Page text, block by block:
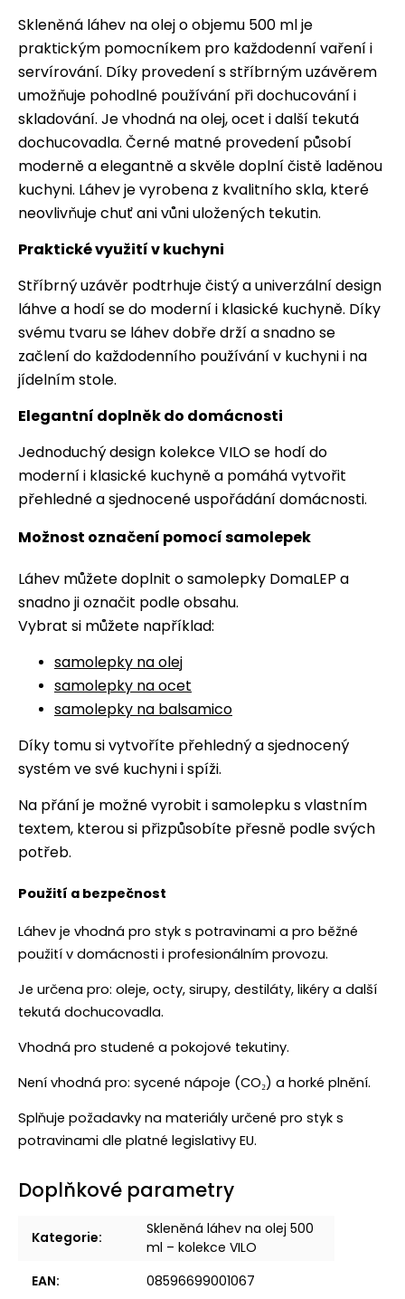
Skleněná láhev na olej o objemu 500 ml je
praktickým pomocníkem pro každodenní vaření i
servírování. Díky provedení s stříbrným uzávěrem
umožňuje pohodlné používání při dochucování i
skladování. Je vhodná na olej, ocet i další tekutá
dochucovadla. Černé matné provedení působí
moderně a elegantně a skvěle doplní čistě laděnou
kuchyni. Láhev je vyrobena z kvalitního skla, které
neovlivňuje chuť ani vůni uložených tekutin.
Praktické využití v kuchyni
Stříbrný uzávěr podtrhuje čistý a univerzální design
láhve a hodí se do moderní i klasické kuchyně. Díky
svému tvaru se láhev dobře drží a snadno se
začlení do každodenního používání v kuchyni i na
jídelním stole.
Elegantní doplněk do domácnosti
Jednoduchý design kolekce VILO se hodí do
moderní i klasické kuchyně a pomáhá vytvořit
přehledné a sjednocené uspořádání domácnosti.
Možnost označení pomocí samolepek
Láhev můžete doplnit o samolepky DomaLEP a
snadno ji označit podle obsahu.
Vybrat si můžete například:
samolepky na olej
samolepky na ocet
samolepky na balsamico
Díky tomu si vytvoříte přehledný a sjednocený
systém ve své kuchyni i spíži.
Na přání je možné vyrobit i samolepku s vlastním
textem, kterou si přizpůsobíte přesně podle svých
potřeb.
Použití a bezpečnost
Láhev je vhodná pro styk s potravinami a pro běžné
použití v domácnosti i profesionálním provozu.
Je určena pro: oleje, octy, sirupy, destiláty, likéry a další
tekutá dochucovadla.
Vhodná pro studené a pokojové tekutiny.
Není vhodná pro: sycené nápoje (CO₂) a horké plnění.
Splňuje požadavky na materiály určené pro styk s
potravinami dle platné legislativy EU.
Doplňkové parametry
Kategorie:
Skleněná láhev na olej 500
ml – kolekce VILO
EAN: 08596699001067